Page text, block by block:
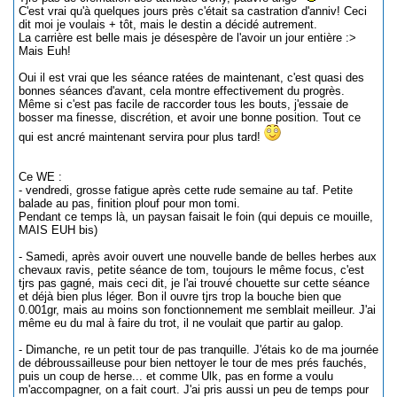
C'est vrai qu'à quelques jours près c'était sa castration d'anniv! Ceci
dit moi je voulais + tôt, mais le destin a décidé autrement.
La carrière est belle mais je désespère de l'avoir un jour entière :>
Mais Euh!
Oui il est vrai que les séance ratées de maintenant, c'est quasi des
bonnes séances d'avant, cela montre effectivement du progrès.
Même si c'est pas facile de raccorder tous les bouts, j'essaie de
bosser ma finesse, discrétion, et avoir une bonne position. Tout ce
qui est ancré maintenant servira pour plus tard!
Ce WE :
- vendredi, grosse fatigue après cette rude semaine au taf. Petite
balade au pas, finition plouf pour mon tomi.
Pendant ce temps là, un paysan faisait le foin (qui depuis ce mouille,
MAIS EUH bis)
- Samedi, après avoir ouvert une nouvelle bande de belles herbes aux
chevaux ravis, petite séance de tom, toujours le même focus, c'est
tjrs pas gagné, mais ceci dit, je l'ai trouvé chouette sur cette séance
et déjà bien plus léger. Bon il ouvre tjrs trop la bouche bien que
0.001gr, mais au moins son fonctionnement me semblait meilleur. J'ai
même eu du mal à faire du trot, il ne voulait que partir au galop.
- Dimanche, re un petit tour de pas tranquille. J'étais ko de ma journée
de débroussailleuse pour bien nettoyer le tour de mes prés fauchés,
puis un coup de herse... et comme Ulk, pas en forme a voulu
m'accompagner, on a fait court. J'ai pris aussi un peu de temps pour